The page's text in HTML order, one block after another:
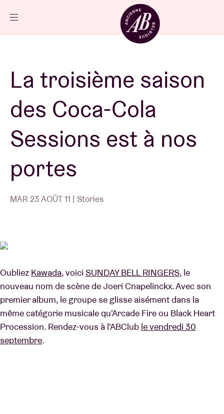
Projets
Actualités
Infos visiteurs
AB ❤ you
BRDCST
ABtv
Chèque-concert
La troisième saison
des Coca-Cola
Sessions est à nos
portes
MAR 23 AOÛT 11 | Stories
Oubliez Kawada, voici SUNDAY BELL RINGERS, le
nouveau nom de scène de Joeri Cnapelinckx. Avec son
premier album, le groupe se glisse aisément dans la
même catégorie musicale qu'Arcade Fire ou Black Heart
Procession. Rendez-vous à l'ABClub le vendredi 30
septembre.